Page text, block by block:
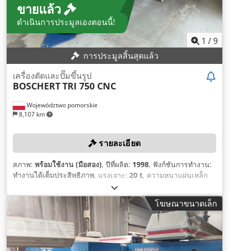
ขายแล้ว
ดำเนินการประมูลเองตอนนี้!
1 /9
การประมูลสิ้นสุดแล้ว
Województwo pomorskie
8,107 km
เครื่องตัดและปั๊มขึ้นรูป
BOSCHERTTRI 750 CNC
รายละเอียด
สภาพ: พร้อมใช้งาน (มือสอง), ปีที่ผลิต: 1998, ฟังก์ชันการทำงาน:
ทำงานได้เต็มประสิทธิภาพ, แรงเจาะ: 20 t, ความหนาแผ่นเหล็ก
, เส้นผ่านศูนย์กลางการปั๊ม:
งาน (สูงสุด):1,000 มม, ความกว้างของชิ้นงาน (สูงสุด):2,500 มม,
โฆษณาขนาดเล็ก